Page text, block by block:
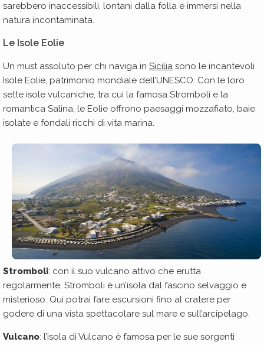
sarebbero inaccessibili, lontani dalla folla e immersi nella
natura incontaminata.
Le Isole Eolie
Un must assoluto per chi naviga in Sicilia sono le incantevoli
Isole Eolie, patrimonio mondiale dell’UNESCO. Con le loro
sette isole vulcaniche, tra cui la famosa Stromboli e la
romantica Salina, le Eolie offrono paesaggi mozzafiato, baie
isolate e fondali ricchi di vita marina.
Stromboli: con il suo vulcano attivo che erutta
regolarmente, Stromboli è un’isola dal fascino selvaggio e
misterioso. Qui potrai fare escursioni fino al cratere per
godere di una vista spettacolare sul mare e sull’arcipelago.
Vulcano: l’isola di Vulcano è famosa per le sue sorgenti